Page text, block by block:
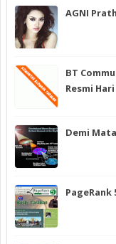
AGNI
BT
Resmi
Demi